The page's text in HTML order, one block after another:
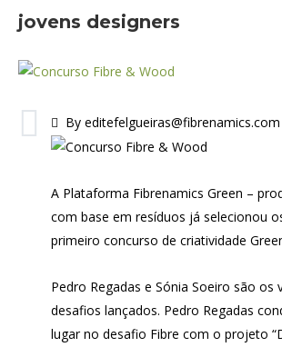
jovens designers
By editefelgueiras@fibrenamics.com
A Plataforma Fibrenamics Green –
com base em resíduos já selecionou
primeiro concurso de criatividade
Pedro Regadas e Sónia Soeiro são os
desafios lançados. Pedro Regadas
lugar no desafio Fibre com o projeto